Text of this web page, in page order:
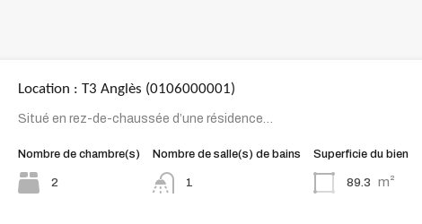
Location : T3 Anglès (0106000001)
Situé en rez-de-chaussée d’une résidence…
Nombre de chambre(s)
2
Nombre de salle(s) de bains
1
Superficie du bien
89.3 m²